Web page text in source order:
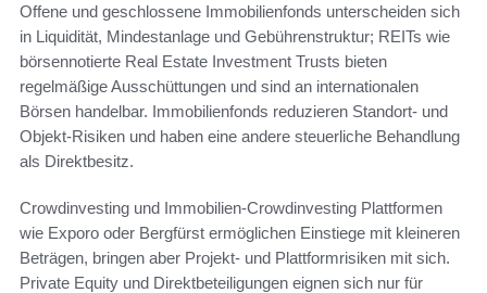
Offene und geschlossene Immobilienfonds unterscheiden sich
in Liquidität, Mindestanlage und Gebührenstruktur; REITs wie
börsennotierte Real Estate Investment Trusts bieten
regelmäßige Ausschüttungen und sind an internationalen
Börsen handelbar. Immobilienfonds reduzieren Standort- und
Objekt-Risiken und haben eine andere steuerliche Behandlung
als Direktbesitz.
Crowdinvesting und Immobilien-Crowdinvesting Plattformen
wie Exporo oder Bergfürst ermöglichen Einstiege mit kleineren
Beträgen, bringen aber Projekt- und Plattformrisiken mit sich.
Private Equity und Direktbeteiligungen eignen sich nur für